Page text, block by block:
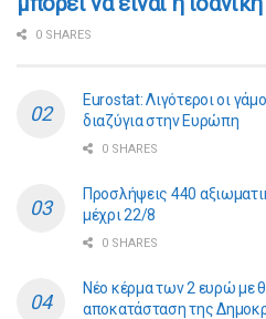
0 SHARES
Eurostat: Λιγότεροι οι
διαζύγια στην Ευρώπη
0 SHARES
Προσλήψεις 440
μέχρι 22/8
0 SHARES
Νέο κέρμα των 2 ευρώ με
αποκατάσταση της